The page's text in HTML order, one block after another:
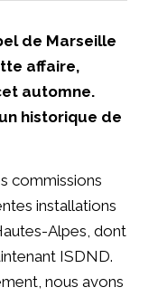
de Marseille
affaire,
automne.
historique de
commissions
installations
Alpes, dont
ISDND.
nous avons